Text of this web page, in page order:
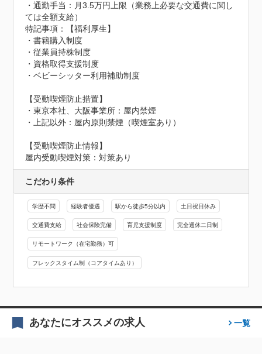
・通勤手当：月3.5万円上限（業務上必要な交通費に関し
ては全額支給）
特記事項：【福利厚生】
・書籍購入制度
・従業員持株制度
・資格取得支援制度
・ベビーシッター利用補助制度
【受動喫煙防止措置】
・東京本社、大阪事業所：屋内禁煙
・上記以外：屋内原則禁煙（喫煙室あり）
【受動喫煙防止情報】
屋内受動喫煙対策：対策あり
こだわり条件
学歴不問 経験者優遇 駅から徒歩5分以内 土日祝日休み
交通費支給 社会保険完備 育児支援制度 完全週休二日制
リモートワーク（在宅勤務）可
フレックスタイム制（コアタイムあり）
あなたにオススメの求人 一覧